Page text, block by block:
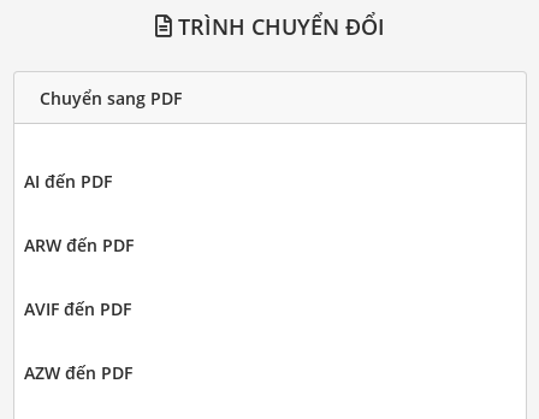
TRÌNH CHUYỂN ĐỔI
Chuyển sang PDF
AI đến PDF
ARW đến PDF
AVIF đến PDF
AZW đến PDF